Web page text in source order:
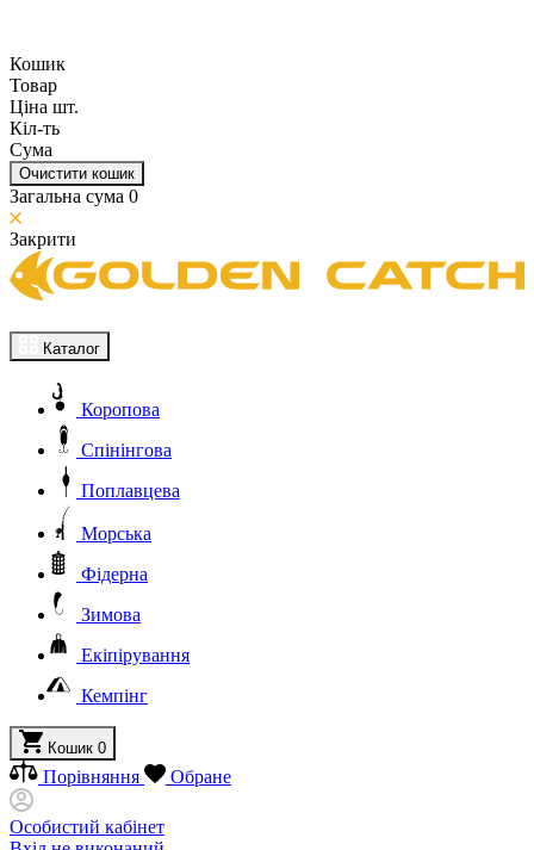
Кошик
Товар
Ціна шт.
Кіл-ть
Сума
Очистити кошик
Загальна сума 0
Закрити
Каталог
Коропова
Спінінгова
Поплавцева
Морська
Фідерна
Зимова
Екіпірування
Кемпінг
Кошик 0
Порівняння Обране
Особистий кабінет